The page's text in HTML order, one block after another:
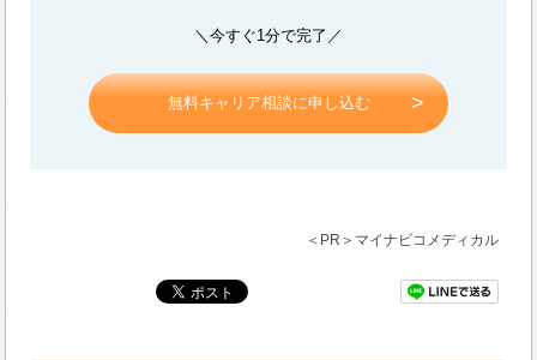
＼今すぐ1分で完了／
無料キャリア相談に申し込む
＜PR＞マイナビコメディカル